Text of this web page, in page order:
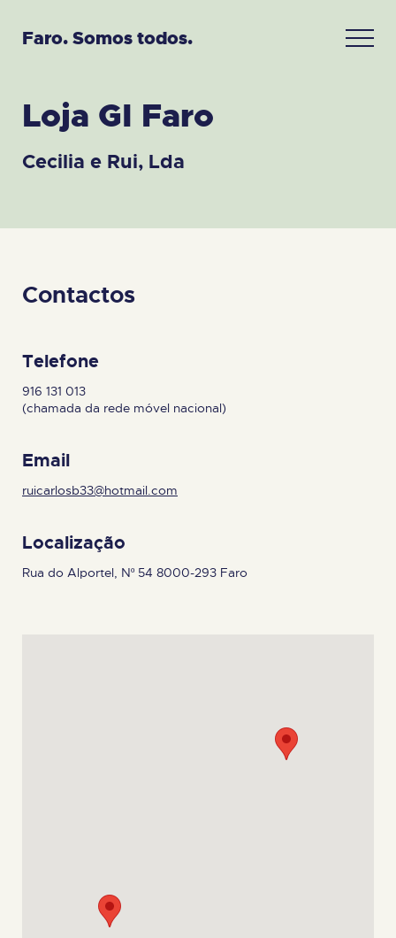
Faro. Somos todos.
Loja GI Faro
Cecilia e Rui, Lda
Contactos
Telefone
916 131 013
(chamada da rede móvel nacional)
Email
ruicarlosb33@hotmail.com
Localização
Rua do Alportel, Nº 54 8000-293 Faro